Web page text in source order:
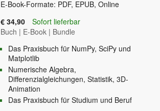
E-Book-Formate: PDF, EPUB, Online
€ 34,90
Sofort lieferbar
Buch | E-Book | Bundle
Das Praxisbuch für NumPy, SciPy und
Matplotlib
Numerische Algebra,
Differenzialgleichungen, Statistik, 3D-
Animation
Das Praxisbuch für Studium und Beruf